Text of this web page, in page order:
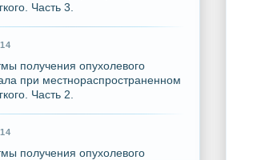
Часть 3.
получения опухолевого
при местнораспространенном
Часть 2.
получения опухолевого